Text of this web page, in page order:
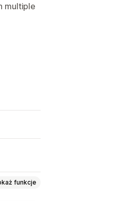
multiple
funkcje